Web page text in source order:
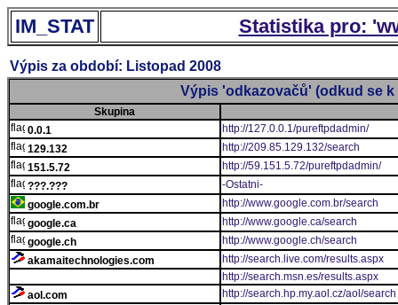
IM_STAT Statistika pro:
Výpis za období: Listopad 2008
Výpis 'odkazovačů' (odkud se k
Skupina
0.0.1
http://127.0.0.1/pureftpdadmin/
129.132
http://209.85.129.132/search
151.5.72
http://59.151.5.72/pureftpdadmin/
???.???
-Ostatni-
google.com.br
http://www.google.com.br/search
google.ca
http://www.google.ca/search
google.ch
http://www.google.ch/search
akamaitechnologies.com
http://search.live.com/results.aspx
http://search.msn.es/results.aspx
aol.com
http://search.hp.my.aol.cz/aol/search